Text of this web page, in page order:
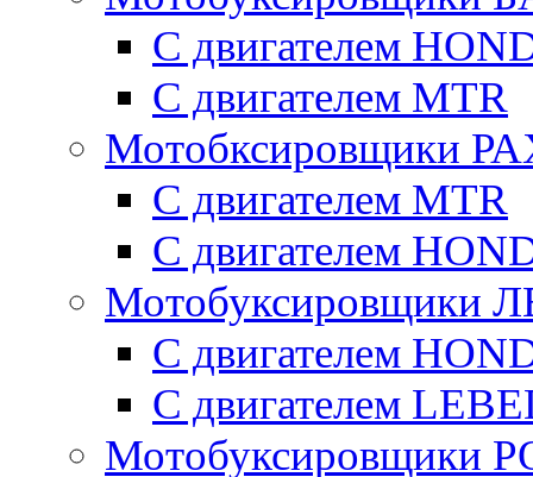
С двигателем
С двигателем MTR
Мотобксировщики
С двигателем МTR
С двигателем
С двигателем
С двигателем
Мотобуксировщики